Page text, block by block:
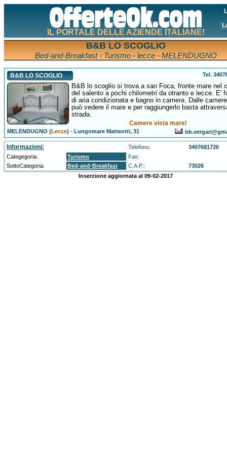
IL PORTALE DELLE AZIENDE ITALIANE!
B&B LO SCOGLIO
Bed-and-Breakfast - Turismo - lecce - MELENDUGNO
B&B LO SCOGLIO Tel.
B&B lo scoglio si trova a san Foca, fronte mare nel
del salento a pochi chilometri da otranto e lecce. E'
di aria condizionata e bagno in camera. Dalle
può vedere il mare e per raggiungerlo basta
strada.
Camere vista mare!
MELENDUGNO (Lecce) -Lungomare Matteotti, 31
Informazioni: Telefono:
3407681726
Categegoria:
Turismo
Fax:
SottoCategoria:
Bed-and-Breakfast C.A.P.:
73026
Inserzione aggiornata al 09-02-2017